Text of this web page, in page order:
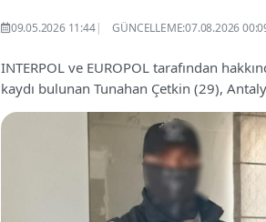
09.05.2026 11:44 GÜNCELLEME:07.08.2026
INTERPOL ve EUROPOL tarafından
kaydı bulunan Tunahan Çetkin (29),